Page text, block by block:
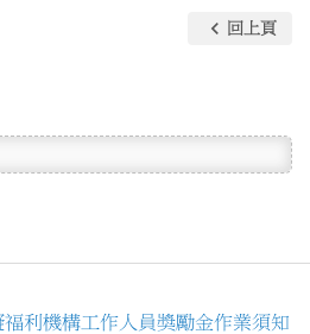
keyboard_arrow_left 回上頁
利機構工作人員獎勵金作業須知